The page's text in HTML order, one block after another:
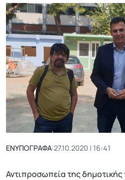
ΕΝΥΠΟΓΡΑΦΑ|27.10.2020 | 16:41
Αντιπροσωπεία της